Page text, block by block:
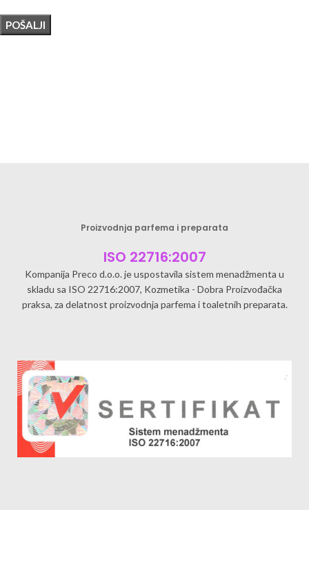
Proizvodnja parfema i preparata
ISO 22716:2007
Kompanija Preco d.o.o. je uspostavila sistem menadžmenta u
skladu sa ISO 22716:2007, Kozmetika - Dobra Proizvođačka
praksa, za delatnost proizvodnja parfema i toaletnih preparata.